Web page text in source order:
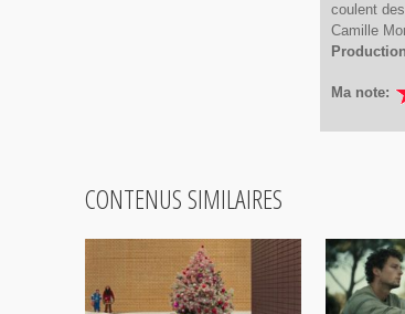
coulent
Camille
Production
Ma note:
CONTENUS SIMILAIRES